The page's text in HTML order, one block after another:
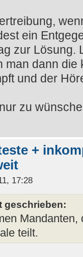
ein
zur Lösung.
man dann die
und der
zu
+
17:28
geschrieben:
Mandanten,
teilt.